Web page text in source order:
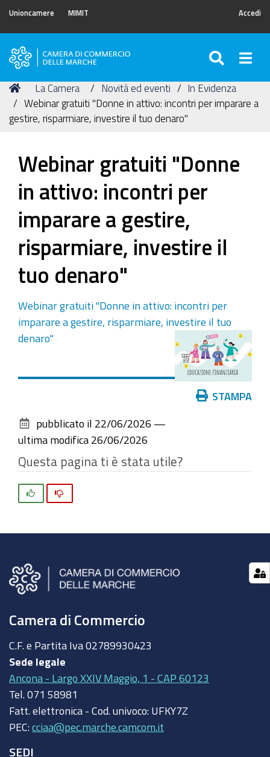
Unioncamere MIMIT Accedi
Camera
Commercio
delle
Marche
Tu
sei
qui:
Home
La Camera Novità ed eventi
In Evidenza
Webinar gratuiti "Donne in attivo: incontri per imparare a
gestire, risparmiare, investire il tuo denaro"
Webinar gratuiti "Donne
in attivo: incontri per
imparare a gestire,
risparmiare, investire il
tuo denaro"
Webinar gratuiti "Donne in attivo: incontri per
imparare a gestire, risparmiare, investire il tuo
denaro"
documento
STAMPA
pubblicato il 22/06/2026 —
ultima modifica 26/06/2026
Questa pagina ti è stata utile?
Camera di Commercio
C.F. e Partita Iva 02789930423
Sede legale
Ancona - Largo XXIV Maggio, 1 - CAP 60123
Tel. 071 58981
Fatt. elettronica - Cod. univoco: UFKY7Z
PEC: cciaa@pec.marche.camcom.it
SEDI